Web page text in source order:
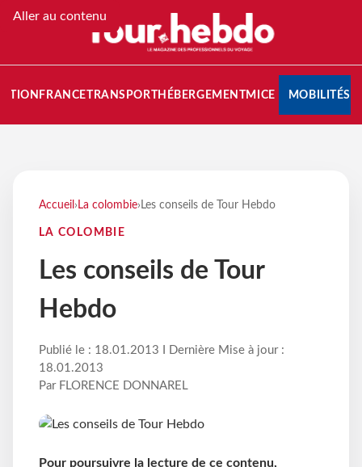
Aller au contenu
FRANCETRANSPORT HÉBERGEMENTMICE MOBILITÉS
Accueil › La colombie› Les conseils de Tour Hebdo
LA COLOMBIE
Les conseils de Tour
Hebdo
Publié le : 18.01.2013 I Dernière Mise à jour :
18.01.2013
Par FLORENCE DONNAREL
Pour poursuivre la lecture de ce contenu,